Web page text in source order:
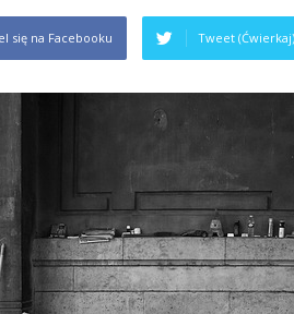
się na Facebooku Tweet